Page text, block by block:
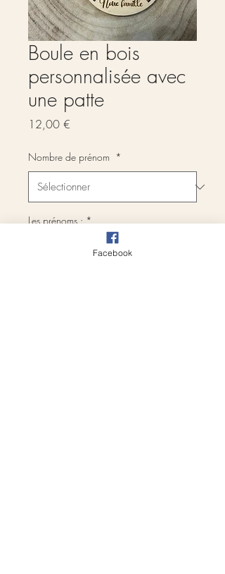
Boule en bois
personnalisée avec
une patte
12,00 €
Nombre de prénom *
Les prénoms : *
Facebook